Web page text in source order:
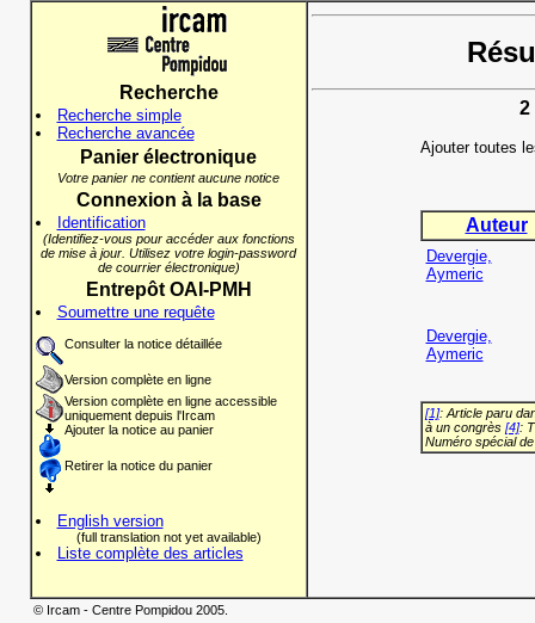
Recherche
Recherche simple
Recherche avancée
Panier électronique
Votre panier ne contient aucune notice
Connexion à la base
Identification
(Identifiez-vous pour accéder aux fonctions
de mise à jour. Utilisez votre login-password
de courrier électronique)
Entrepôt OAI-PMH
Soumettre une requête
Consulter la notice détaillée
Version complète en ligne
Version complète en ligne accessible
uniquement depuis l'Ircam
Ajouter la notice au panier
Retirer la notice du panier
English version
(full translation not yet available)
Liste complète des articles
2
Ajouter toutes
Auteur
Devergie,
Aymeric
Devergie,
Aymeric
[1]: Article paru
à un congrès [4]:
Numéro spécial
© Ircam - Centre Pompidou 2005.